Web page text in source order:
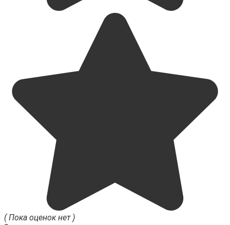
( Пока оценок нет )